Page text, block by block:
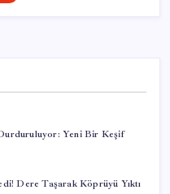
Yeni Bir Keşif
Dere Taşarak Köprüyü Yıktı